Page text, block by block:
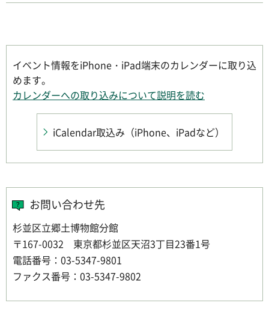
イベント情報をiPhone・iPad端末のカレンダーに取り込
めます。
カレンダーへの取り込みについて説明を読む
iCalendar取込み （iPhone、iPadなど）
お問い合わせ先
杉並区立郷土博物館分館
〒167-0032 東京都杉並区天沼3丁目23番1号
電話番号：03-5347-9801
ファクス番号：03-5347-9802